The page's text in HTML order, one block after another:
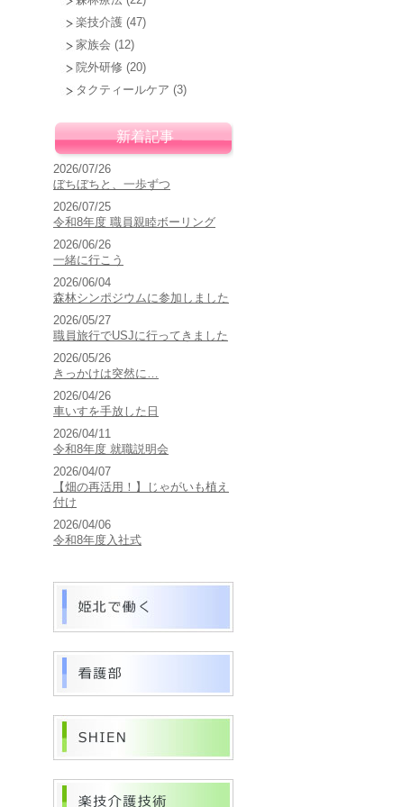
楽技介護 (47)
家族会 (12)
院外研修 (20)
タクティールケア (3)
新着記事
2026/07/26
ぼちぼちと、一歩ずつ
2026/07/25
令和8年度 職員親睦ボーリング
2026/06/26
一緒に行こう
2026/06/04
森林シンポジウムに参加しました
2026/05/27
職員旅行でUSJに行ってきました
2026/05/26
きっかけは突然に…
2026/04/26
車いすを手放した日
2026/04/11
令和8年度 就職説明会
2026/04/07
【畑の再活用！】じゃがいも植え
付け
2026/04/06
令和8年度入社式